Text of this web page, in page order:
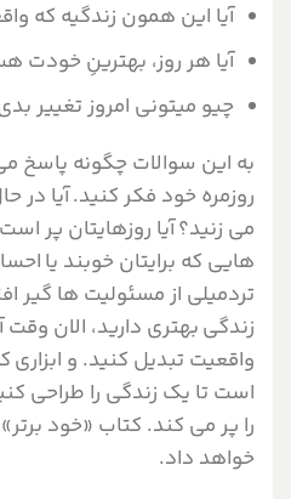
آیا این همون زندگیه که
آیا هر روز، بهترینِ خودت
چیو میتونی امروز تغییر
به این سوالات چگونه پاسخ
روزمره خود فکر کنید. آیا در
می زنید؟ آیا روزهایتان پر
هایی که برایتان خوبند یا
تردمیلی از مسئولیت ها گیر
زندگی بهتری دارید، الان وقت
واقعیت تبدیل کنید. و ابزاری
است تا یک زندگی را طراحی
را پر می کند. کتاب «خود
خواهد داد.